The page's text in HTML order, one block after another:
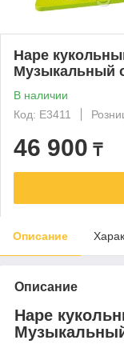
Hape
Музыкальный
В наличии
Код: E3411
46 900 ₸
Описание
Описание
Hape